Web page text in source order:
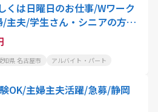
くは日曜日のお仕事/Wワーク
主夫/学生さん・シニアの方に
知県 名古屋市 アルバイト・パート
OK/主婦主夫活躍/急募/静岡